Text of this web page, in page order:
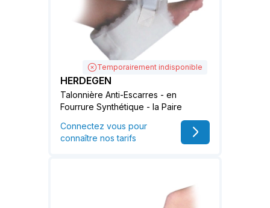
Temporairement indisponible
HERDEGEN
Talonnière Anti-Escarres - en
Fourrure Synthétique - la Paire
Connectez vous pour
connaître nos tarifs